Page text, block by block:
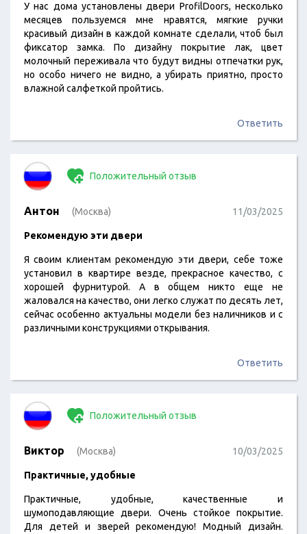
У нас дома установлены двери ProfilDoors, несколько
месяцев пользуемся мне нравятся, мягкие ручки
красивый дизайн в каждой комнате сделали, чтоб был
фиксатор замка. По дизайну покрытие лак, цвет
молочный переживала что будут видны отпечатки рук,
но особо ничего не видно, а убирать приятно, просто
влажной салфеткой пройтись.
Ответить
Положительный отзыв
Антон (Москва) 11/03/2025
Рекомендую эти двери
Я своим клиентам рекомендую эти двери, себе тоже
установил в квартире везде, прекрасное качество, с
хорошей фурнитурой. А в общем никто еще не
жаловался на качество, они легко служат по десять лет,
сейчас особенно актуальны модели без наличников и с
различными конструкциями открывания.
Ответить
Положительный отзыв
Виктор (Москва) 10/03/2025
Практичные, удобные
Практичные, удобные, качественные и
шумоподавляющие двери. Очень стойкое покрытие.
Для детей и зверей рекомендую! Модный дизайн.